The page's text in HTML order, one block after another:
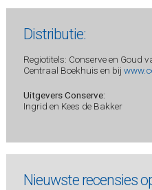
Distributie:
Regiotitels: Conserve en Goud
Centraal Boekhuis en bij
Uitgevers Conserve:
Ingrid en Kees de Bakker
Nieuwste recensies